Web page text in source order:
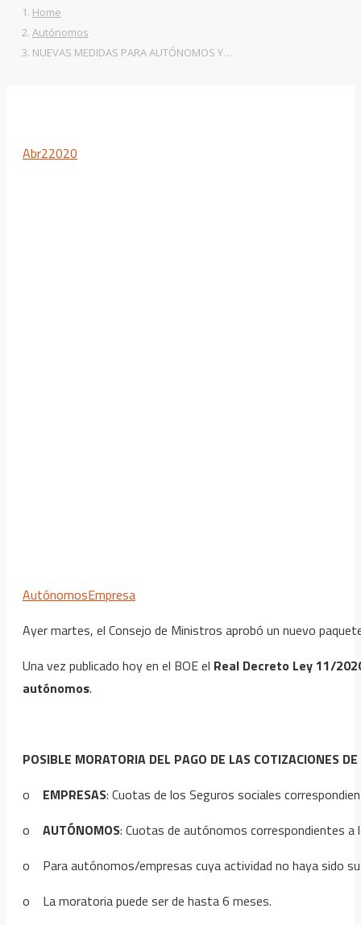
Home
Autónomos
NUEVAS MEDIDAS PARA AUTÓNOMOS Y…
Abr22020
AutónomosEmpresa
Ayer martes, el Consejo de Ministros aprobó un nuevo
Una vez publicado hoy en el BOE el Real Decreto Ley 11/
autónomos.
POSIBLE MORATORIA DEL PAGO DE LAS COTIZACIONES
o EMPRESAS: Cuotas de los Seguros sociales
o AUTÓNOMOS: Cuotas de autónomos correspondientes
o Para autónomos/empresas cuya actividad no haya sido
o La moratoria puede ser de hasta 6 meses.